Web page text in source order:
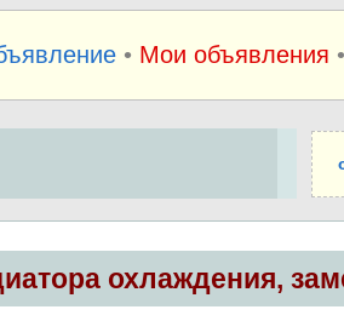
• Мои объявления •
охлаждения,